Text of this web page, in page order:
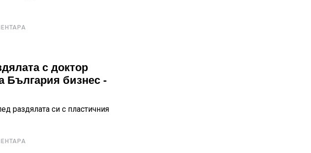
с доктор
България бизнес -
раздялата си с пластичния